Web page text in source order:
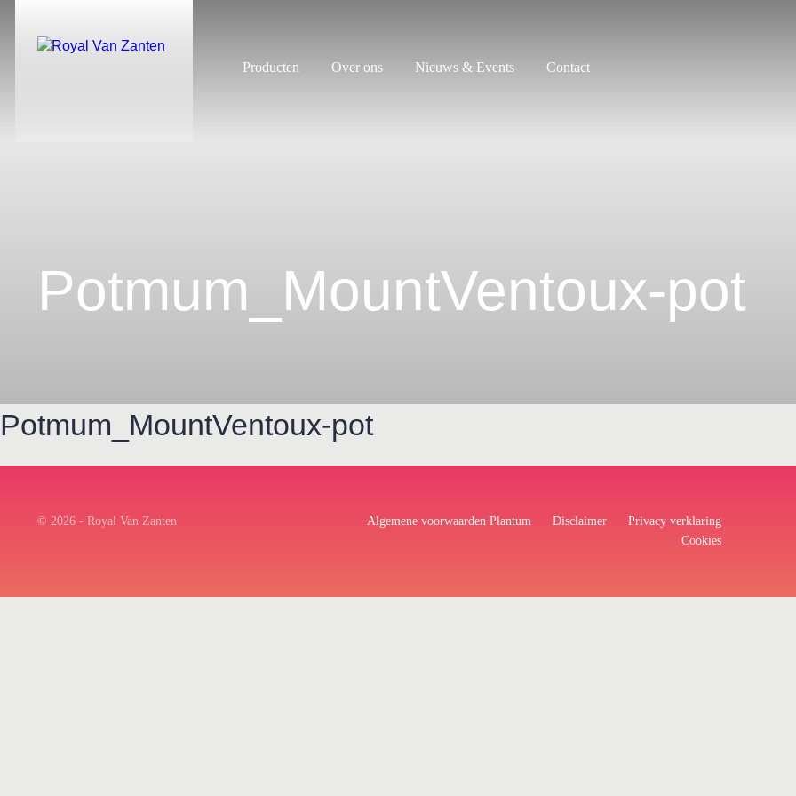
Producten Over ons Nieuws & Events Contact
Potmum_MountVentoux-pot
Potmum_MountVentoux-pot
© 2026 - Royal Van Zanten Algemene voorwaarden Plantum Disclaimer
Privacy verklaring
Cookies